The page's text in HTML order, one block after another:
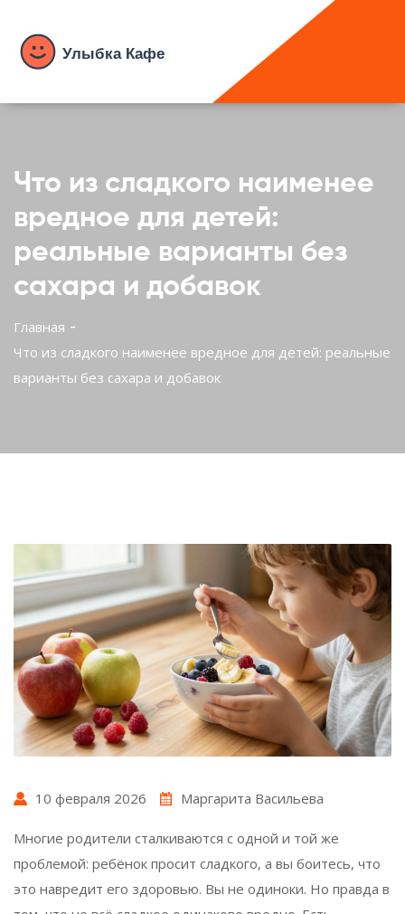
Что из сладкого наименее
вредное для детей:
реальные варианты без
сахара и добавок
Главная
Что из сладкого наименее вредное для детей: реальные
варианты без сахара и добавок
10 февраля 2026 Маргарита Васильева
Многие родители сталкиваются с одной и той же
проблемой: ребёнок просит сладкого, а вы боитесь, что
это навредит его здоровью. Вы не одиноки. Но правда в